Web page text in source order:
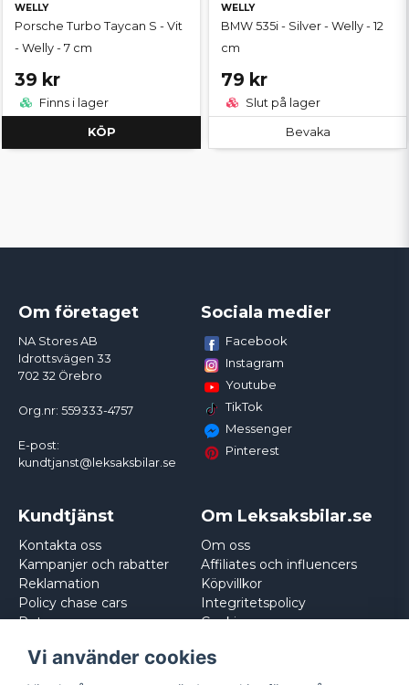
WELLY
Porsche Turbo Taycan S - Vit
- Welly - 7 cm
39 kr
Finns i lager
KÖP
WELLY
BMW 535i - Silver - Welly - 12
cm
79 kr
Slut på lager
Bevaka
Om företaget
NA Stores AB
Idrottsvägen 33
702 32 Örebro
Org.nr: 559333-4757
E-post:
kundtjanst@leksaksbilar.se
Sociala medier
Facebook
Instagram
Youtube
TikTok
Messenger
Pinterest
Kundtjänst
Kontakta oss
Kampanjer och rabatter
Reklamation
Policy chase cars
Returnera
Om Leksaksbilar.se
Om oss
Affiliates och influencers
Köpvillkor
Integritetspolicy
Cookies
Vi använder cookies